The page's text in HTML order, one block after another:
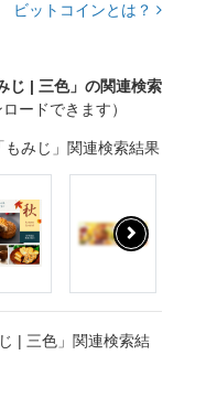
ビットコインとは？
じ | 三色」の関連検索
ードできます）
もみじ」関連検索結果
| 三色」関連検索結